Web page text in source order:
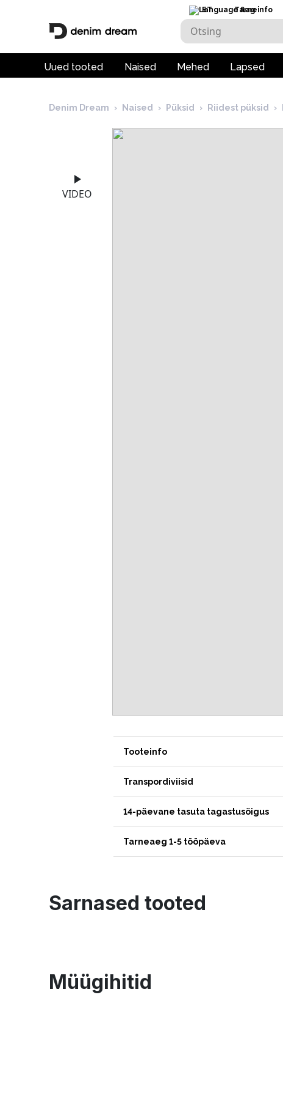
ET Tarneinfo
Uued tooted Naised Mehed Lapsed
Denim Dream › Naised › Püksid › Riidest püksid ›
VIDEO
Tooteinfo
Transpordiviisid
14-päevane tasuta tagastusõigus
Tarneaeg 1-5 tööpäeva
Sarnased tooted
Müügihitid